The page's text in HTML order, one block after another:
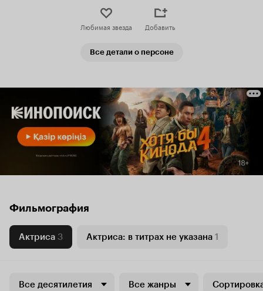
Любимая звезда Добавить
Все детали о персоне
Фильмография
Актриса 3 Актриса: в титрах не указана 1
Все десятилетия Все жанры